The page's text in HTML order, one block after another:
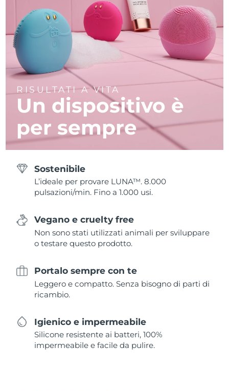
RISULTATI A VITA
Un dispositivo è
per sempre
Sostenibile
L’ideale per provare LUNA™. 8.000
pulsazioni/min. Fino a 1.000 usi.
Vegano e cruelty free
Non sono stati utilizzati animali per sviluppare
o testare questo prodotto.
Portalo sempre con te
Leggero e compatto. Senza bisogno di parti di
ricambio.
Igienico e impermeabile
Silicone resistente ai batteri, 100%
impermeabile e facile da pulire.